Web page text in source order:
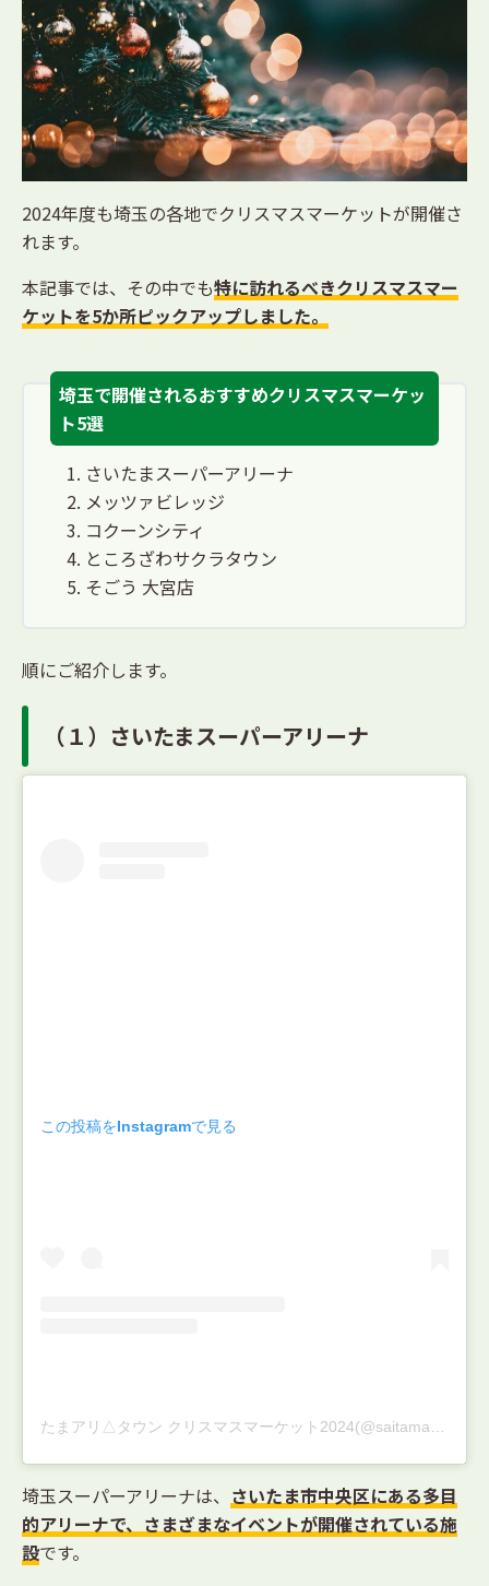
2024年度も埼玉の各地でクリスマスマーケットが開催さ
れます。
本記事では、その中でも特に訪れるべきクリスマスマー
ケットを5か所ピックアップしました。
埼玉で開催されるおすすめクリスマスマーケッ
ト5選
さいたまスーパーアリーナ
メッツァビレッジ
コクーンシティ
ところざわサクラタウン
そごう 大宮店
順にご紹介します。
（１）さいたまスーパーアリーナ
この投稿をInstagramで見る
埼玉スーパーアリーナは、 さいたま市中央区にある多目
的アリーナで、さまざまなイベントが開催されている施
設です。